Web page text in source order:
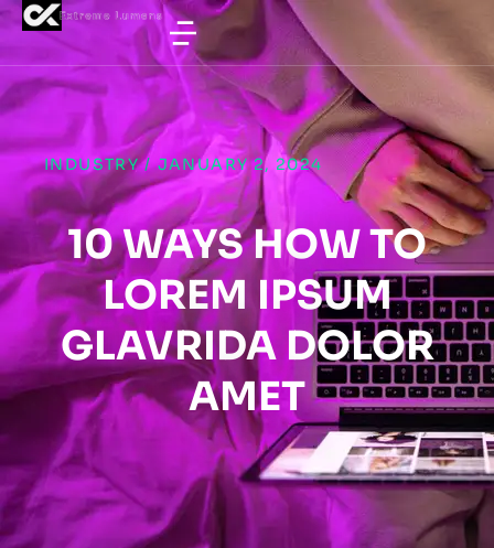
INDUSTRY / JANUARY 2, 2024
10 WAYS HOW TO
LOREM IPSUM
GLAVRIDA DOLOR
AMET